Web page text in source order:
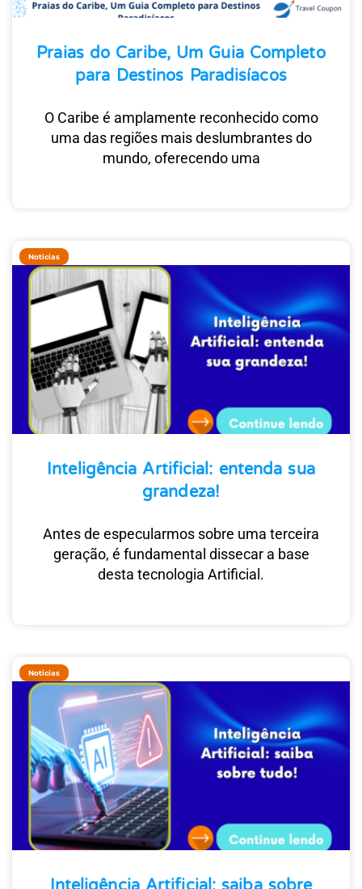
Praias do Caribe, Um Guia Completo
para Destinos Paradisíacos
O Caribe é amplamente reconhecido como
uma das regiões mais deslumbrantes do
mundo, oferecendo uma
Noticias
Inteligência Artificial: entenda sua
grandeza!
Antes de especularmos sobre uma terceira
geração, é fundamental dissecar a base
desta tecnologia Artificial.
Noticias